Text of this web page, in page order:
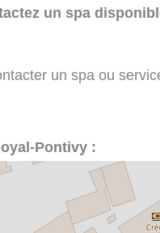
un spa
un spa ou
Pontivy :